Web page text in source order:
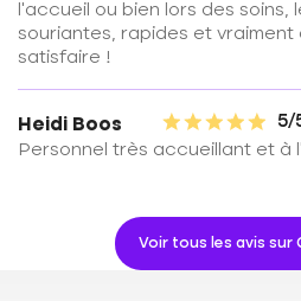
l’accueil ou bien lors des
souriantes, rapides et vraiment
satisfaire !
Heidi Boos
5/
Personnel très accueillant et à
Voir tous les avis sur